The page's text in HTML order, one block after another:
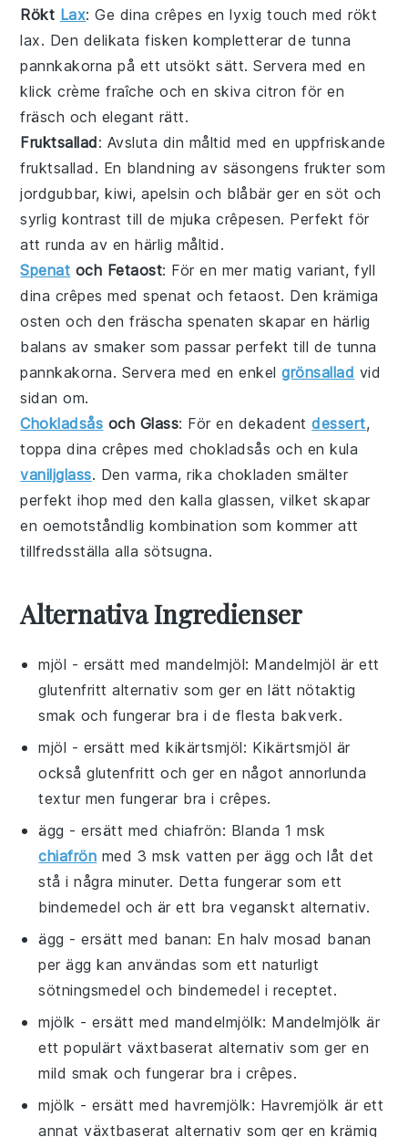
Rökt Lax: Ge dina crêpes en lyxig touch medrökt
lax. Den delikatafisken kompletterar de tunna
pannkakorna på ett utsökt sätt. Servera med en
klickcrème fraîche och en skiva citron för en
fräsch och elegant rätt.
Fruktsallad: Avsluta din måltid med en uppfriskande
fruktsallad . En blandning av säsongens frukter som
jordgubbar,kiwi,apelsin och blåbär ger en söt och
syrlig kontrast till de mjuka crêpesen. Perfekt för
att runda av en härlig måltid.
Spenat och Fetaost: För en mer matig variant, fyll
dina crêpes medspenat och fetaost. Den krämiga
osten och den fräschaspenaten skapar en härlig
balans av smaker som passar perfekt till de tunna
pannkakorna. Servera med en enkelgrönsallad vid
sidan om.
Chokladsås och Glass: För en dekadentdessert,
toppa dina crêpes medchokladsås och en kula
vaniljglass. Den varma, rika chokladen smälter
perfekt ihop med den kalla glassen, vilket skapar
en oemotståndlig kombination som kommer att
tillfredsställa alla sötsugna.
Alternativa Ingredienser
mjöl - ersätt medmandelmjöl: Mandelmjöl är ett
glutenfritt alternativ som ger en lätt nötaktig
smak och fungerar bra i de flesta bakverk.
mjöl - ersätt medkikärtsmjöl: Kikärtsmjöl är
också glutenfritt och ger en något annorlunda
textur men fungerar bra i crêpes.
ägg - ersätt med chiafrön: Blanda 1 msk
chiafrön med 3 msk vatten per ägg och låt det
stå i några minuter. Detta fungerar som ett
bindemedel och är ett bra veganskt alternativ.
ägg - ersätt med banan: En halv mosad banan
per ägg kan användas som ett naturligt
sötningsmedel och bindemedel i receptet.
mjölk - ersätt med mandelmjölk: Mandelmjölk är
ett populärt växtbaserat alternativ som ger en
mild smak och fungerar bra i crêpes.
mjölk - ersätt med havremjölk: Havremjölk är ett
annat växtbaserat alternativ som ger en krämig